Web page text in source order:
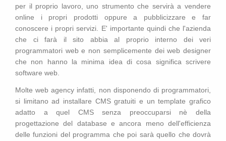
per il proprio lavoro, uno strumento che servirà a vendere
online i propri prodotti oppure a pubblicizzare e far
conoscere i propri servizi. E' importante quindi che l'azienda
che ci farà il sito abbia al proprio interno dei veri
programmatori web e non semplicemente dei web designer
che non hanno la minima idea di cosa significa scrivere
software web.
Molte web agency infatti, non disponendo di programmatori,
si limitano ad installare CMS gratuiti e un template grafico
adatto a quel CMS senza preoccuparsi nè della
progettazione del database e ancora meno dell'efficienza
delle funzioni del programma che poi sarà quello che dovrà